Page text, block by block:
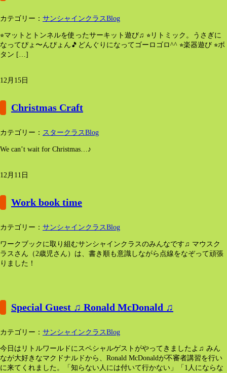
カテゴリー： サンシャインクラスBlog
⭐︎マットとトンネルを使ったサーキット遊び♫ ⭐︎リトミック。うさぎに
なってぴょ〜んぴょん🎵どんぐりになってゴーロゴロ^^ ⭐︎楽器遊び ⭐︎ボ
タン […]
12月15日
Christmas Craft
カテゴリー： スタークラスBlog
We can’t wait for Christmas…♪
12月11日
Work book time
カテゴリー： サンシャインクラスBlog
ワークブックに取り組むサンシャインクラスのみんなです♫ マウスク
ラスさん（2歳児さん）は、書き順も意識しながら点線をなぞって頑張
りました！
Special Guest ♫ Ronald McDonald ♫
カテゴリー： サンシャインクラスBlog
今日はリトルワールドにスペシャルゲストがやってきましたよ♫ みん
なが大好きなマクドナルドから、Ronald McDonaldが不審者講習を行い
に来てくれました。「知らない人には付いて行かない」「1人にならな